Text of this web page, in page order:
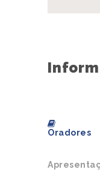
Oradores